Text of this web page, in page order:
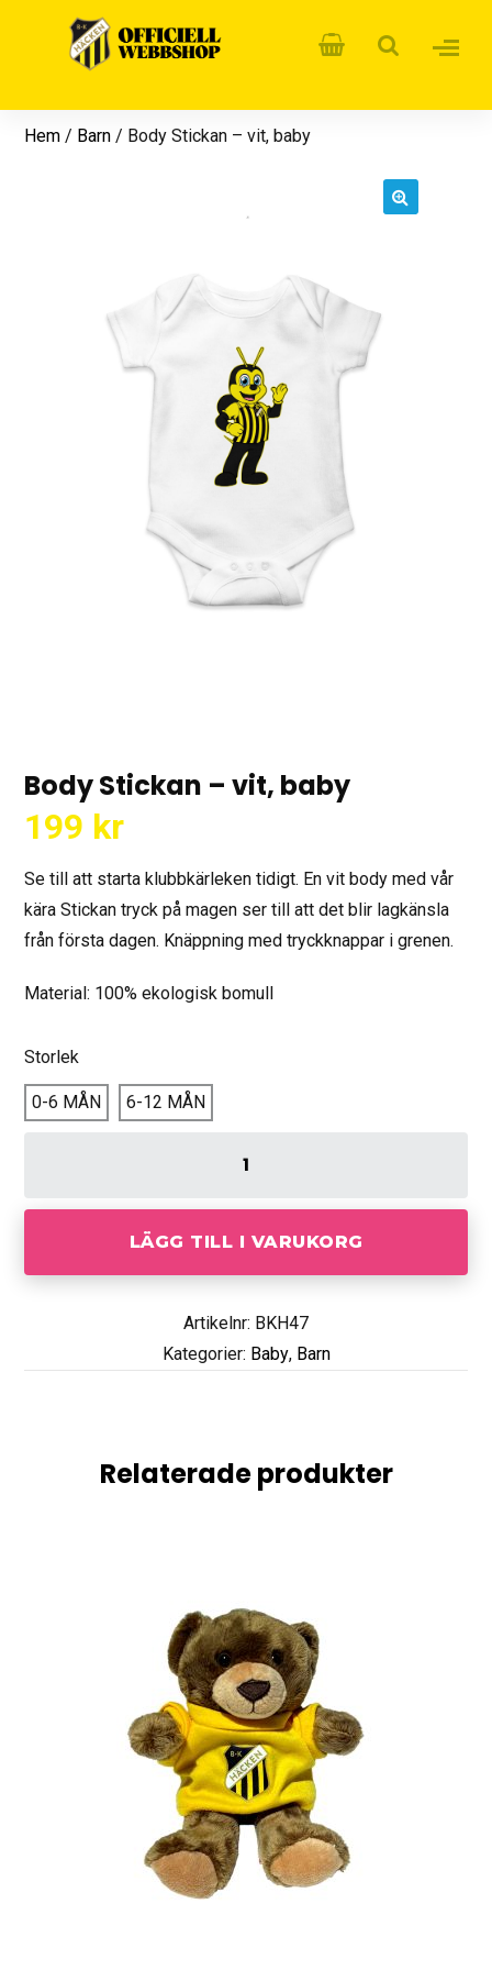
Hem / Barn / Body Stickan – vit, baby
Body Stickan – vit, baby
199 kr
Se till att starta klubbkärleken tidigt. En vit body med vår
kära Stickan tryck på magen ser till att det blir lagkänsla
från första dagen. Knäppning med tryckknappar i grenen.
Material: 100% ekologisk bomull
Storlek
0-6 MÅN 6-12 MÅN
LÄGG TILL I VARUKORG
Artikelnr: BKH47
Kategorier: Baby, Barn
Relaterade produkter